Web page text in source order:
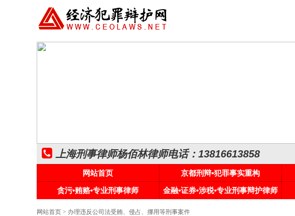
上海刑事律师杨佰林律师电话：13816613858
网站首页 京都刑辩•犯罪事实重构
贪污•贿赂•专业刑事律师
金融•证券•涉税•专业刑事辩护律师
网站首页 > 办理违反公司法受贿、侵占、挪用等刑事案件